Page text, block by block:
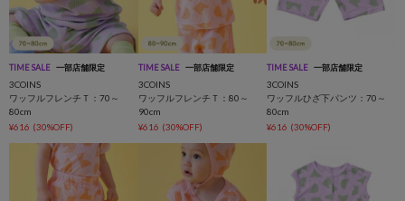
TIME SALE 一部店舗限定
3COINS
ワッフルフレンチＴ：70～
80cm
¥616 (30%OFF)
TIME SALE 一部店舗限定
3COINS
ワッフルフレンチＴ：80～
90cm
¥616 (30%OFF)
TIME SALE 一部店舗限定
3COINS
ワッフルひざ下パンツ：70～
80cm
¥616 (30%OFF)